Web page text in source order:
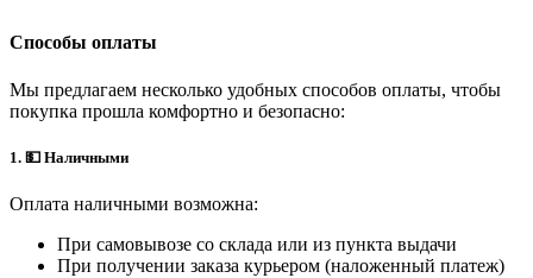
Способы оплаты
Мы предлагаем несколько удобных способов оплаты, чтобы
покупка прошла комфортно и безопасно:
1. 💵 Наличными
Оплата наличными возможна:
При самовывозе со склада или из пункта выдачи
При получении заказа курьером (наложенный платеж)